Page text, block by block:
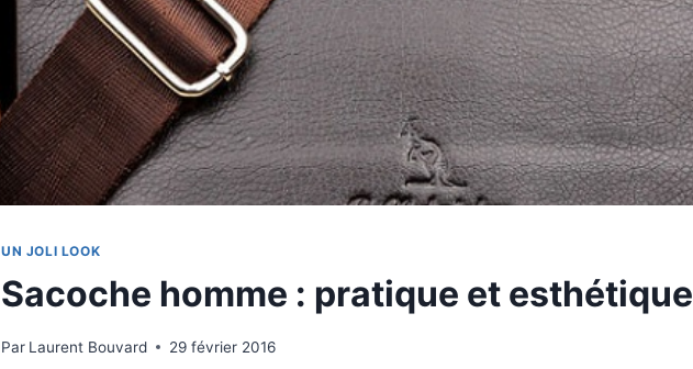
UN JOLI LOOK
Sacoche homme : pratique et esthétique
Par Laurent Bouvard 29 février 2016